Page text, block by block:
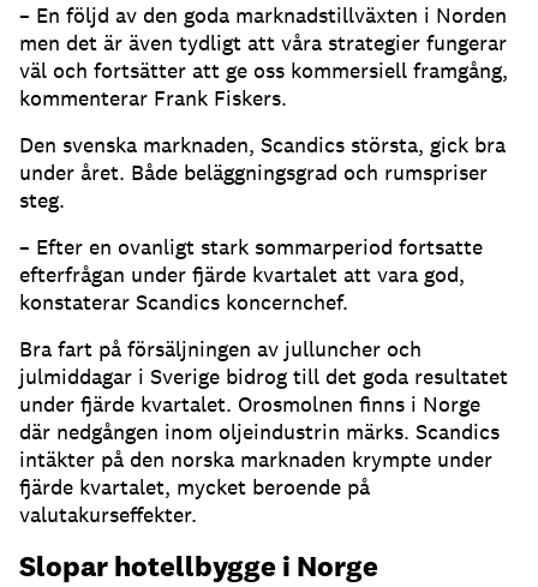
– En följd av den goda marknadstillväxten i Norden
men det är även tydligt att våra strategier fungerar
väl och fortsätter att ge oss kommersiell framgång,
kommenterar Frank Fiskers.
Den svenska marknaden, Scandics största, gick bra
under året. Både beläggningsgrad och rumspriser
steg.
– Efter en ovanligt stark sommarperiod fortsatte
efterfrågan under fjärde kvartalet att vara god,
konstaterar Scandics koncernchef.
Bra fart på försäljningen av julluncher och
julmiddagar i Sverige bidrog till det goda resultatet
under fjärde kvartalet. Orosmolnen finns i Norge
där nedgången inom oljeindustrin märks. Scandics
intäkter på den norska marknaden krympte under
fjärde kvartalet, mycket beroende på
valutakurseffekter.
Slopar hotellbygge i Norge